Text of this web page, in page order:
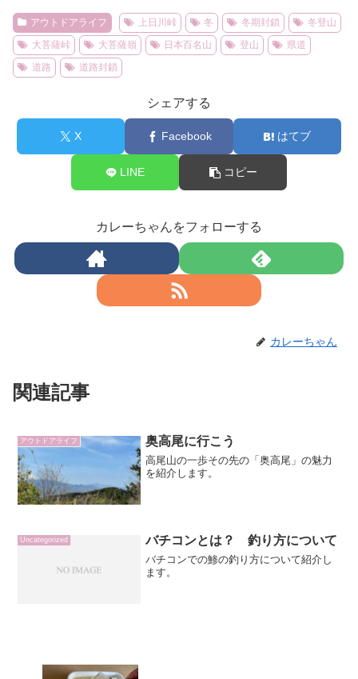
アウトドアライフ 上日川峠 冬 冬期封鎖
冬登山
大菩薩峠
大菩薩嶺 日本百名山 登山
県道
道路
道路封鎖
シェアする
X Facebook はてブ
LINE コピー
カレーちゃんをフォローする
カレーちゃん
関連記事
アウトドアライフ 奥高尾に行こう
高尾山の一歩その先の「奥高尾」の魅力
を紹介します。
Uncategorized バチコンとは？ 釣り方について
バチコンでの鯵の釣り方について紹介し
ます。